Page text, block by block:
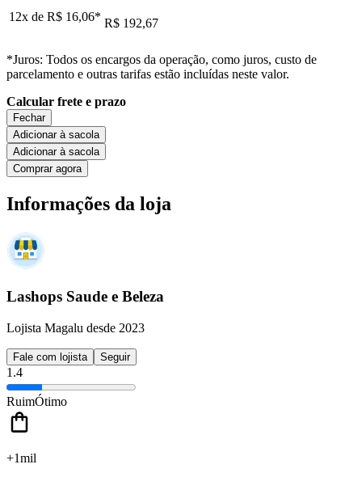
12x de R$ 16,06* R$ 192,67
*Juros: Todos os encargos da operação, como juros, custo de
parcelamento e outras tarifas estão incluídas neste valor.
Calcular frete e prazo
Fechar
Adicionar à sacola
Adicionar à sacola
Comprar agora
Informações da loja
Lashops Saude e Beleza
Lojista Magalu desde 2023
Fale com lojista Seguir
1.4
RuimÓtimo
+1mil